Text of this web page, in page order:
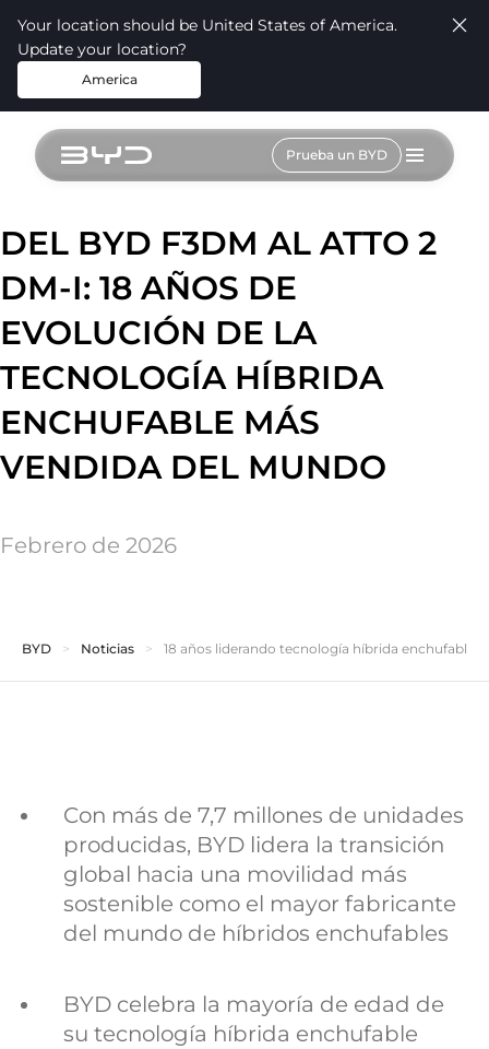
Your location should be United States of America.
Update your location?
America
Prueba un BYD
DEL BYD F3DM AL ATTO 2
DM-I: 18 AÑOS DE
EVOLUCIÓN DE LA
TECNOLOGÍA HÍBRIDA
ENCHUFABLE MÁS
VENDIDA DEL MUNDO
Febrero de 2026
BYD Noticias 18 años liderando tecnología híbrida enchufable
Con más de 7,7 millones de unidades
producidas, BYD lidera la transición
global hacia una movilidad más
sostenible como el mayor fabricante
del mundo de híbridos enchufables
BYD celebra la mayoría de edad de
su tecnología híbrida enchufable